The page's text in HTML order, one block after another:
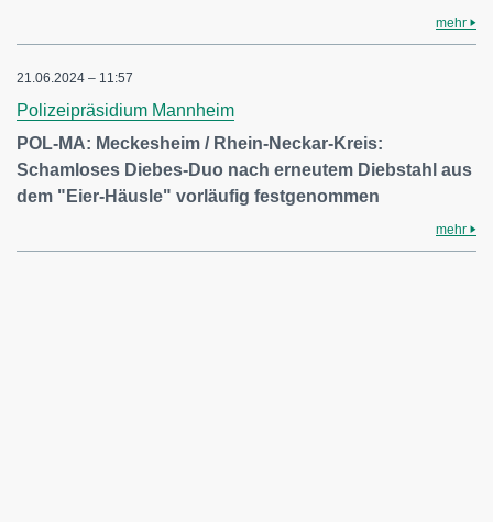
mehr
21.06.2024 – 11:57
Polizeipräsidium Mannheim
POL-MA: Meckesheim / Rhein-Neckar-Kreis:
Schamloses Diebes-Duo nach erneutem Diebstahl aus
dem "Eier-Häusle" vorläufig festgenommen
mehr